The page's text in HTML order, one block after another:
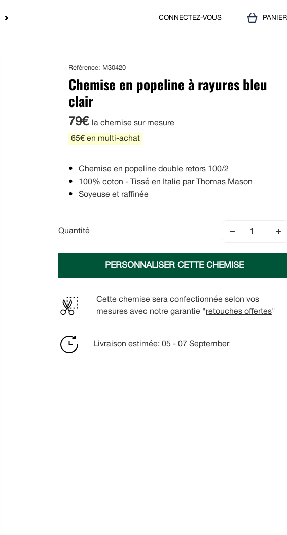
CONNECTEZ-VOUS PANIER
Référence: M30420
Chemise en popeline à rayures bleu
clair
79€ la chemise sur mesure
65€ en multi-achat
Chemise en popeline double retors 100/2
100% coton - Tissé en Italie par Thomas Mason
Soyeuse et raffinée
Quantité − +
PERSONNALISER CETTE CHEMISE
Cette chemise sera confectionnée selon vos
mesures avec notre garantie " retouches offertes"
Livraison estimée:05 - 07 September